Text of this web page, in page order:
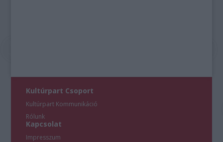
Kultúrpart Csoport
Kultúrpart Kommunikáció
Rólunk
Kapcsolat
Impresszum